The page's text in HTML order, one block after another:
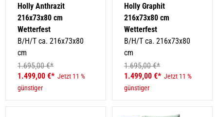
Holly Anthrazit
216x73x80 cm
Wetterfest
B/H/T ca. 216x73x80
cm
1.695,00 €*
1.499,00 €* Jetzt 11 %
günstiger
Holly Graphit
216x73x80 cm
Wetterfest
B/H/T ca. 216x73x80
cm
1.695,00 €*
1.499,00 €* Jetzt 11 %
günstiger